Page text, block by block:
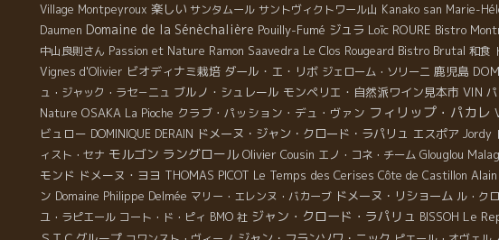
ド・スリーズ こ
アクセル・プリフ
に行きます。タン
二人とも日本にい
ンをとうして巡り
にしている。３週
京都、福岡は行く
やってください。
るワインと一緒
をやるようです
命の頃より２００年ほど続く伝統がある ブルノの恐れを
知らない燃えたぎる挑戦心のDNAはこの父さんのジェレ
ールから引き継いだ。 シュレールの蔵はHUSSEREN LES
CHATEAUXウスラン・レ・シャトー村にある。実に簡素
で美しい村である。アルザスの第２の街コルマールから
高速を下りて村に近づくと、この景色が現れる。山の上
に３つの塔が村を見守るようにそびえ立っている。 その
山の麓に村の教会の塔が見える。なんて美しいんだろ
う。ブルノの醸造所は教会のすぐ隣に位置している。昔
は教会の一部の建物だったのだろう。シュレール家はフ
ランス革命の頃より２００年も続いている。 １９５８年
までは農協に葡萄を売っていた。５９年よりブルノのお
Village Montpeyroux 楽しい サンタムール サントヴィクトワール山 Kanako san Marie-
Daumen Domaine de la Sénèchalière Pouilly-Fumé ジュラ Loïc ROURE Bistro
中山良則さん Passion et Nature Ramon Saavedra Le Clos Rougeard Bistro Brutal 和食
Vignes d'Olivier ビオディナミ栽培 ダール・エ・リボ ジェローム・ソリーニ 鹿児島
ュ・ジャック・ラセ－ニュ ブルノ・シュレール モンペリエ・自然派ワイン見本市 VIN
Nature OSAKA La Pioche クラブ・パッション・デュ・ヴァン フィリップ・パカレ
ビュロー DOMINIQUE DERAIN ドメーヌ・ジャン・クロード・ラパリュ エスポア Jordy
ィスト・セナ モルゴン ラングロール Olivier Cousin エノ・コネ・チーム Glouglou
モンド ドメーヌ・ヨヨ THOMAS PICOT Le Temps des Cerises Côte de Castillon
ン Domaine Philippe Delmée マリー・エレンヌ・バカーブ ドメーヌ・リショーム ル・ク
ユ・ラピエール コート・ド・ピィ BMO 社 ジャン・クロード・ラパリュ BISSOH Le